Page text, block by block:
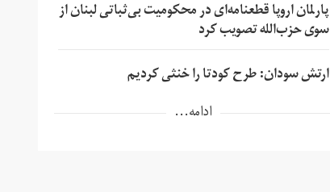
پارلمان اروپا قطعنامه‌ای در محکومیت بی‌ثباتی لبنان از
سوی حزب‌الله تصویب کرد
ارتش سودان: طرح کودتا را خنثی کردیم
ادامه...